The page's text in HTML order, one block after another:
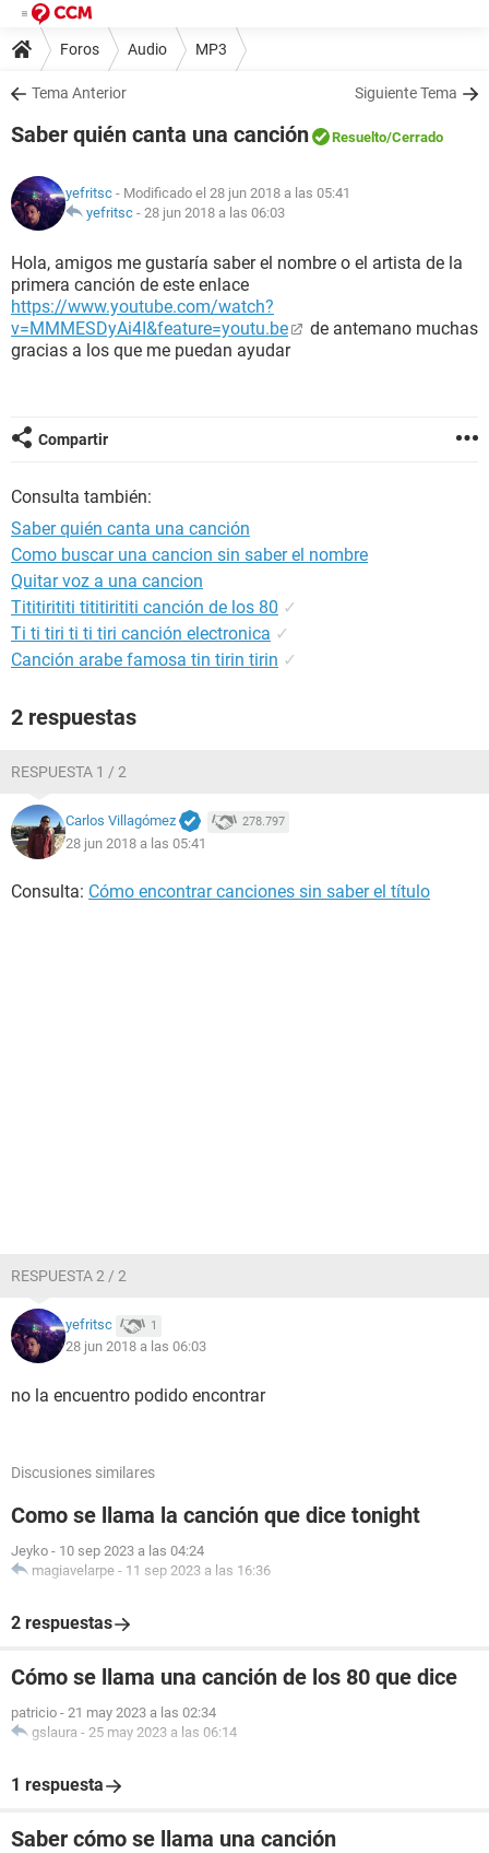
Foros Audio MP3
Tema Anterior Siguiente Tema
Saber quién canta una canción Resuelto/Cerrado
yefritsc - Modificado el 28 jun 2018 a las 05:41
yefritsc - 28 jun 2018 a las 06:03
Hola, amigos me gustaría saber el nombre o el artista de la
primera canción de este enlace
https://www.youtube.com/watch?
v=MMMESDyAi4I&feature=youtu.be
de antemano muchas
gracias a los que me puedan ayudar
Compartir
Consulta también:
Saber quién canta una canción
Como buscar una cancion sin saber el nombre
Quitar voz a una cancion
Tititirititi tititirititi canción de los 80 ✓
Ti ti tiri ti ti tiri canción electronica ✓
Canción arabe famosa tin tirin tirin ✓
2 respuestas
RESPUESTA 1 / 2
Carlos Villagómez 278.797
28 jun 2018 a las 05:41
Consulta: Cómo encontrar canciones sin saber el título
RESPUESTA 2 / 2
yefritsc 1
28 jun 2018 a las 06:03
no la encuentro podido encontrar
Discusiones similares
Como se llama la canción que dice tonight
Jeyko - 10 sep 2023 a las 04:24
magiavelarpe - 11 sep 2023 a las 16:36
2 respuestas
Cómo se llama una canción de los 80 que dice
patricio - 21 may 2023 a las 02:34
gslaura - 25 may 2023 a las 06:14
1 respuesta
Saber cómo se llama una canción